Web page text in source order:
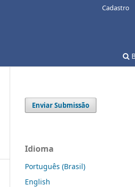
Cadastro
Enviar Submissão
Idioma
Português (Brasil)
English